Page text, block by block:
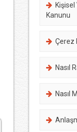
Kişisel
Kanunu
Çerez
Nasıl
Nasıl